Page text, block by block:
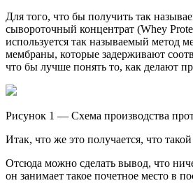
Для того, что бы получить так
сывороточный концентрат (Whey
используется так называемый метод
мембраны, которые задерживают
что бы лучше понять то, как делают
Рисунок 1 — Схема производства
Итак, что же это получается, что
Отсюда можно сделать вывод, что
он занимает такое почетное место в